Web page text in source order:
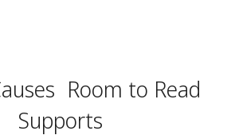
Room to Read
Supports